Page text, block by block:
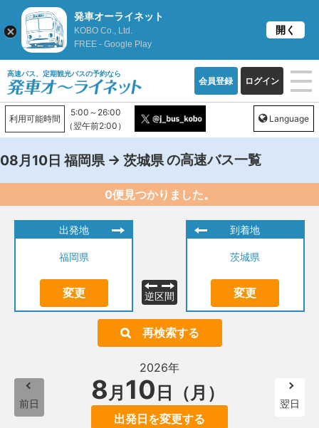
高速バス、定期観光バスの予約なら
会員登録 ログイン
利用可能時間
5:00～26:00
（翌午前2:00）
Language
08月10日福岡県 → 茨城県の高速バス一覧
0便見つかりました。
出発地
福岡県
変更 逆区間
到着地
茨城県
変更
再検索する
前日
2026年
8月 10 日（月）
出発日を変更する
翌日
発車オーライネット
KOBO Co., Ltd.
FREE - Google Play
開く